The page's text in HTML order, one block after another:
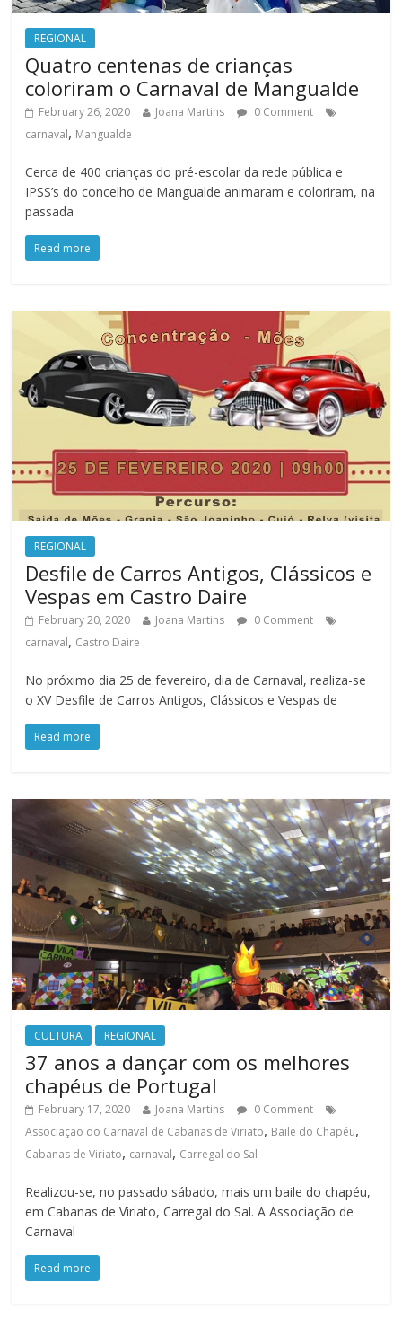
REGIONAL
Quatro centenas de crianças
coloriram o Carnaval de Mangualde
February 26, 2020 Joana Martins
0 Comment
carnaval, Mangualde
Cerca de 400 crianças do pré-escolar da rede pública e
IPSS’s do concelho de Mangualde animaram e coloriram, na
passada
Read more
REGIONAL
Desfile de Carros Antigos, Clássicos e
Vespas em Castro Daire
February 20, 2020 Joana Martins
0 Comment
carnaval, Castro Daire
No próximo dia 25 de fevereiro, dia de Carnaval, realiza-se
o XV Desfile de Carros Antigos, Clássicos e Vespas de
Read more
CULTURA REGIONAL
37 anos a dançar com os melhores
chapéus de Portugal
February 17, 2020 Joana Martins
0 Comment
Associação do Carnaval de Cabanas de Viriato, Baile do Chapéu,
Cabanas de Viriato, carnaval, Carregal do Sal
Realizou-se, no passado sábado, mais um baile do chapéu,
em Cabanas de Viriato, Carregal do Sal. A Associação de
Carnaval
Read more